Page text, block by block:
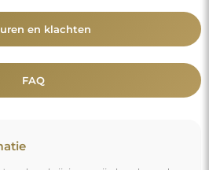
en klachten
FAQ